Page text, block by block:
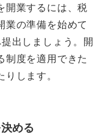
開業するには、税
業の準備を始めて
出しましょう。開
制度を適用できた
します。
める